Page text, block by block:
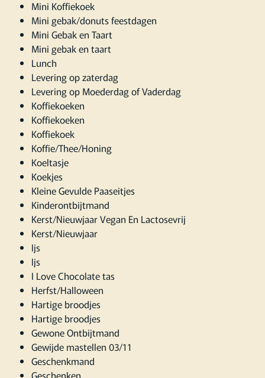
Mini Koffiekoek
Mini gebak/donuts feestdagen
Mini Gebak en Taart
Mini gebak en taart
Lunch
Levering op zaterdag
Levering op Moederdag of Vaderdag
Koffiekoeken
Koffiekoeken
Koffiekoek
Koffie/Thee/Honing
Koeltasje
Koekjes
Kleine Gevulde Paaseitjes
Kinderontbijtmand
Kerst/Nieuwjaar Vegan En Lactosevrij
Kerst/Nieuwjaar
Ijs
Ijs
I Love Chocolate tas
Herfst/Halloween
Hartige broodjes
Hartige broodjes
Gewone Ontbijtmand
Gewijde mastellen 03/11
Geschenkmand